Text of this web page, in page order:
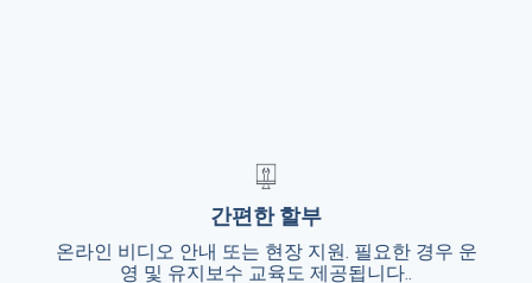
간편한 할부
온라인 비디오 안내 또는 현장 지원. 필요한 경우 운
영 및 유지보수 교육도 제공됩니다..
간편한 할부
온라인 비디오 안내 또는 현장 지원. 필요한 경
우 운영 및 유지보수 교육도 제공됩니다..